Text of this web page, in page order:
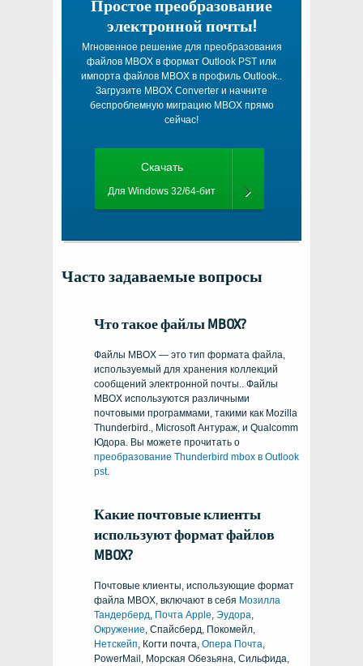
Простое преобразование
электронной почты!
Мгновенное решение для преобразования
файлов MBOX в формат Outlook PST или
импорта файлов MBOX в профиль Outlook..
Загрузите MBOX Converter и начните
беспроблемную миграцию MBOX прямо
сейчас!
Скачать
Для Windows 32/64-бит
Часто задаваемые вопросы
Что такое файлы MBOX?
Файлы MBOX — это тип формата файла,
используемый для хранения коллекций
сообщений электронной почты.. Файлы
MBOX используются различными
почтовыми программами, такими как Mozilla
Thunderbird., Microsoft Антураж, и Qualcomm
Юдора. Вы можете прочитать о
преобразование Thunderbird mbox в Outlook
pst.
Какие почтовые клиенты
используют формат файлов
MBOX?
Почтовые клиенты, использующие формат
файла MBOX, включают в себя Мозилла
Тандерберд, Почта Apple, Эудора,
Окружение, Спайсберд, Покомейл,
Нетскейп, Когти почта, Опера Почта,
PowerMail, Морская Обезьяна, Сильфида,